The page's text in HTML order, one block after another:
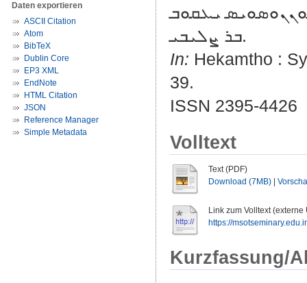
Daten exportieren
ASCII Citation
Atom
BibTeX
Dublin Core
EP3 XML
EndNote
HTML Citation
JSON
Reference Manager
Simple Metadata
ܝܥܩܘܒ
ܒܪ ܨܠܝܒܝ.
In: Hekamtho :
39.
ISSN 2395-4426
Volltext
Text (PDF)
Download (7MB)
Link zum Volltext (externe
https://
Kurzfassung/